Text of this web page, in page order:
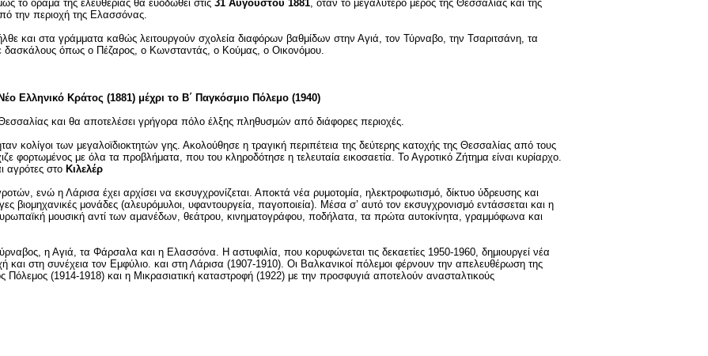
το όραμα της ελευθερίας θα ευοδωθεί στις 31 Αυγούστου 1881, όταν το μεγαλύτερο μέρος της Θεσσαλίας και της
την περιοχή της Ελασσόνας.
και στα γράμματα καθώς λειτουργούν σχολεία διαφόρων βαθμίδων στην Αγιά, τον Τύρναβο, την Τσαριτσάνη, τα
δασκάλους όπως ο Πέζαρος, ο Κωνσταντάς, ο Κούμας, ο Οικονόμου.
Ελληνικό Κράτος (1881) μέχρι το Β΄ Παγκόσμιο Πόλεμο (1940)
και θα αποτελέσει γρήγορα πόλο έλξης πληθυσμών από διάφορες περιοχές.
κολίγοι των μεγαλοϊδιοκτητών γης. Ακολούθησε η τραγική περιπέτεια της δεύτερης κατοχής της Θεσσαλίας από τους
φορτωμένος με όλα τα προβλήματα, που του κληροδότησε η τελευταία εικοσαετία. Το Αγροτικό Ζήτημα είναι κυρίαρχο.
αγρότες στο Κιλελέρ
ενώ η Λάρισα έχει αρχίσει να εκσυγχρονίζεται. Αποκτά νέα ρυμοτομία, ηλεκτροφωτισμό, δίκτυο ύδρευσης και
βιομηχανικές μονάδες (αλευρόμυλοι, υφαντουργεία, παγοποιεία). Mέσα σ’ αυτό τον εκσυγχρονισμό εντάσσεται και η
μουσική αντί των αμανέδων, θεάτρου, κινηματογράφου, ποδήλατα, τα πρώτα αυτοκίνητα, γραμμόφωνα και
η Αγιά, τα Φάρσαλα και η Ελασσόνα. Η αστυφιλία, που κορυφώνεται τις δεκαετίες 1950-1960, δημιουργεί νέα
και στη συνέχεια τον Εμφύλιο. και στη Λάρισα (1907-1910). Οι Βαλκανικοί πόλεμοι φέρνουν την απελευθέρωση της
(1914-1918) και η Μικρασιατική καταστροφή (1922) με την προσφυγιά αποτελούν ανασταλτικούς